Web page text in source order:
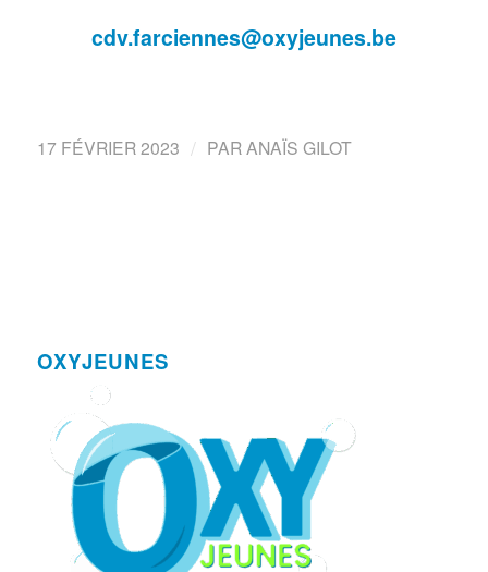
cdv.farciennes@oxyjeunes.be
17 FÉVRIER 2023 / PAR ANAÏS GILOT
OXYJEUNES